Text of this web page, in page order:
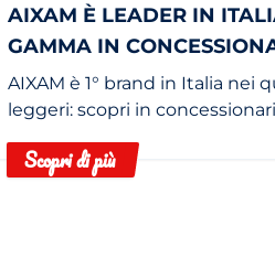
AIXAM È LEADER IN
GAMMA IN
AIXAM è 1° brand in Italia nei
leggeri: scopri in
Scopri di più